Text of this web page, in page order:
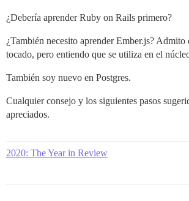
¿Debería aprender Ruby on Rails primero?
¿También necesito aprender Ember.js? Admito
tocado, pero entiendo que se utiliza en el
También soy nuevo en Postgres.
Cualquier consejo y los siguientes pasos
apreciados.
2020: The Year in Review